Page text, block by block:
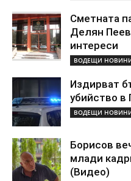
Сметната
Делян
интереси
ВОДЕЩИ
Издирват
убийство в
ВОДЕЩИ
Борисов
млади
(Видео)